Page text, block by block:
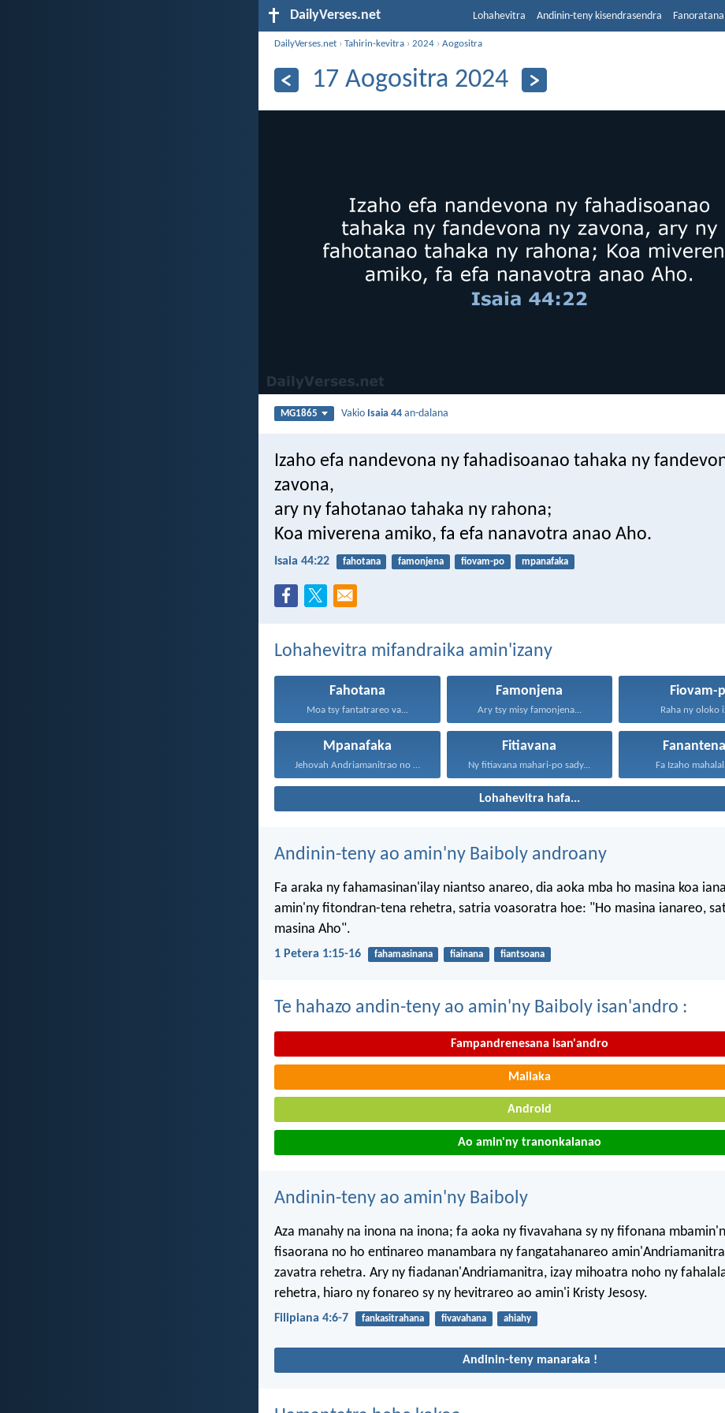
DailyVerses.net Lohahevitra Andinin-teny kisendrasendra
DailyVerses.net ›Tahirin-kevitra ›2024 ›Aogositra
17 Aogositra 2024
MG1865 Vakio Isaia 44 an-dalana
Izaho efa nandevona ny fahadisoanao tahaka ny
zavona,
ary ny fahotanao tahaka ny rahona;
Koa miverena amiko, fa efa nanavotra anao Aho.
Isaia 44:22 fahotana famonjena fiovam-po mpanafaka
Lohahevitra mifandraika amin'izany
Fahotana
Moa tsy fantatrareo va...
Famonjena
Ary tsy misy famonjena...
Fiovam-
Raha ny oloko
Mpanafaka Fitiavana
Ny fitiavana mahari-po sady... Fa Izaho
Lohahevitra hafa...
Andinin-teny ao amin'ny Baiboly androany
Fa araka ny fahamasinan'ilay niantso anareo, dia aoka mba ho masina koa
amin'ny fitondran-tena rehetra, satria voasoratra hoe: "Ho masina ianareo,
masina Aho".
1 Petera 1:15-16 fahamasinana fiainana fiantsoana
Te hahazo andin-teny ao amin'ny Baiboly isan'andro :
Fampandrenesana isan'andro
Mailaka
Android
Ao amin'ny tranonkalanao
Andinin-teny ao amin'ny Baiboly
Aza manahy na inona na inona; fa aoka ny fivavahana sy ny fifonana
fisaorana no ho entinareo manambara ny fangatahanareo
zavatra rehetra. Ary ny fiadanan'Andriamanitra, izay mihoatra noho ny
rehetra, hiaro ny fonareo sy ny hevitrareo ao amin'i Kristy Jesosy.
Filipiana 4:6-7 fankasitrahana fivavahana ahiahy
Andinin-teny manaraka !